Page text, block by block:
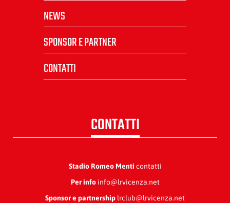
NEWS
SPONSOR E PARTNER
CONTATTI
CONTATTI
Stadio Romeo Menti contatti
Per infoinfo@lrvicenza.net
Sponsor e partnership lrclub@lrvicenza.net